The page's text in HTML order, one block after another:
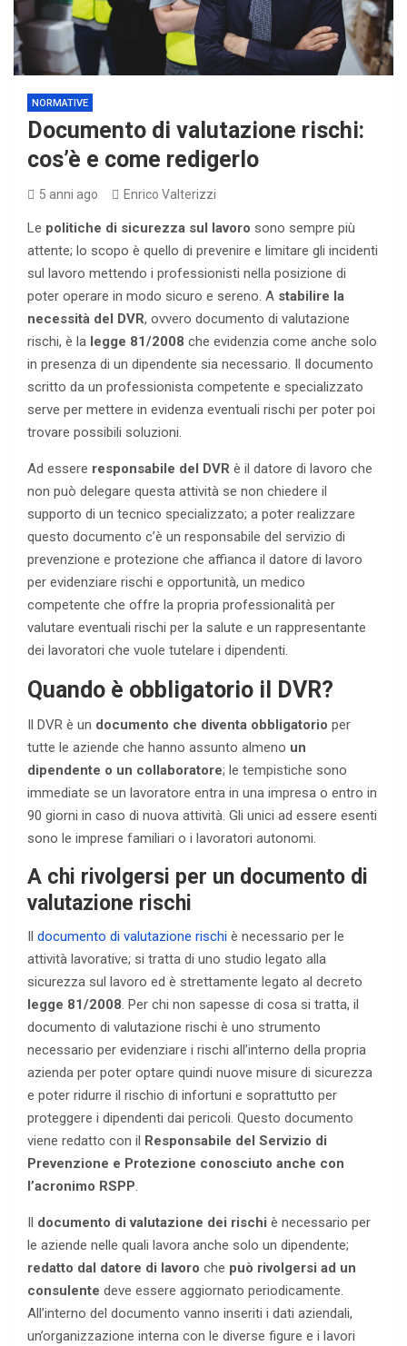
NORMATIVE
Documento di valutazione rischi:
cos’è e come redigerlo
5 anni ago Enrico Valterizzi
Le politiche di sicurezza sul lavoro sono sempre più
attente; lo scopo è quello di prevenire e limitare gli incidenti
sul lavoro mettendo i professionisti nella posizione di
poter operare in modo sicuro e sereno. A stabilire la
necessità del DVR, ovvero documento di valutazione
rischi, è la legge 81/2008 che evidenzia come anche solo
in presenza di un dipendente sia necessario. Il documento
scritto da un professionista competente e specializzato
serve per mettere in evidenza eventuali rischi per poter poi
trovare possibili soluzioni.
Ad essere responsabile del DVR è il datore di lavoro che
non può delegare questa attività se non chiedere il
supporto di un tecnico specializzato; a poter realizzare
questo documento c’è un responsabile del servizio di
prevenzione e protezione che affianca il datore di lavoro
per evidenziare rischi e opportunità, un medico
competente che offre la propria professionalità per
valutare eventuali rischi per la salute e un rappresentante
dei lavoratori che vuole tutelare i dipendenti.
Quando è obbligatorio il DVR?
Il DVR è un documento che diventa obbligatorio per
tutte le aziende che hanno assunto almeno un
dipendente o un collaboratore; le tempistiche sono
immediate se un lavoratore entra in una impresa o entro in
90 giorni in caso di nuova attività. Gli unici ad essere esenti
sono le imprese familiari o i lavoratori autonomi.
A chi rivolgersi per un documento di
valutazione rischi
Il documento di valutazione rischi è necessario per le
attività lavorative; si tratta di uno studio legato alla
sicurezza sul lavoro ed è strettamente legato al decreto
legge 81/2008. Per chi non sapesse di cosa si tratta, il
documento di valutazione rischi è uno strumento
necessario per evidenziare i rischi all’interno della propria
azienda per poter optare quindi nuove misure di sicurezza
e poter ridurre il rischio di infortuni e soprattutto per
proteggere i dipendenti dai pericoli. Questo documento
viene redatto con il Responsabile del Servizio di
Prevenzione e Protezione conosciuto anche con
l’acronimo RSPP.
Il documento di valutazione dei rischi è necessario per
le aziende nelle quali lavora anche solo un dipendente;
redatto dal datore di lavoro che può rivolgersi ad un
consulente deve essere aggiornato periodicamente.
All’interno del documento vanno inseriti i dati aziendali,
un’organizzazione interna con le diverse figure e i lavori